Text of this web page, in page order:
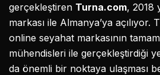
gerçekleştiren Turna.com, 2018
markası ile Almanya’ya açılıyor.
online seyahat markasının
mühendisleri ile gerçekleştirdiği
da önemli bir noktaya ulaşması